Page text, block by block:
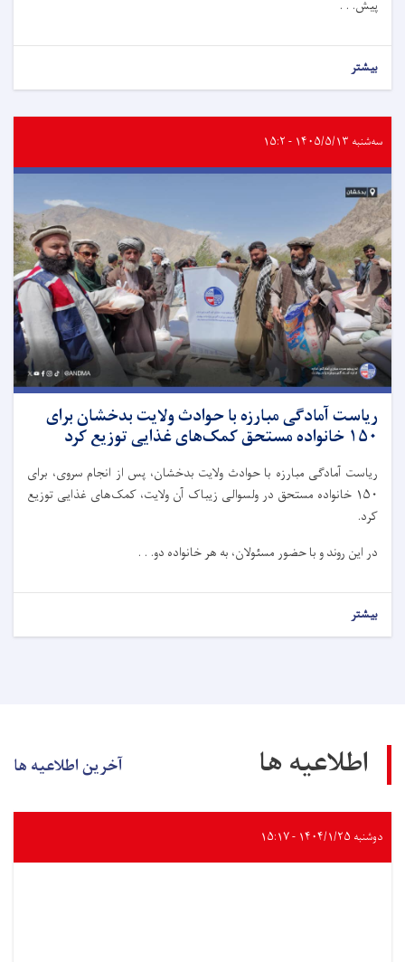
پیش. . .
بیشتر
سه‌شنبه ۱۴۰۵/۵/۱۳ - ۱۵:۲
ریاست آمادگی مبارزه با حوادث ولایت بدخشان برای
۱۵۰ خانواده مستحق کمک‌های غذایی توزیع کرد
ریاست آمادگی مبارزه با حوادث ولایت بدخشان، پس از انجام سروی، برای
۱۵۰ خانواده مستحق در ولسوالی زیباک آن ولایت، کمک‌های غذایی توزیع
کرد.
در این روند و با حضور مسئولان، به هر خانواده دو. . .
بیشتر
اطلاعیه ها آخرین اطلاعیه ها
دوشنبه ۱۴۰۴/۱/۲۵ - ۱۵:۱۷